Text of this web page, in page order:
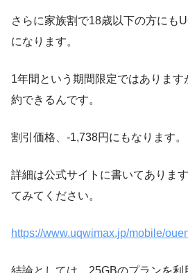
さらに家族割で18歳以下の方にも
になります。
1年間という期間限定ではありま
約できるんです。
割引価格、-1,738円にもなります。
詳細は公式サイトに書いてありま
てみてください。
https://www.uqwimax.jp/mobile/
結論としては、25GBのプランを利